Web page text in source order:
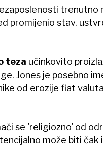
trenutno
promijenio stav,
teza učinkovito
Jones je posebno
od erozije fiat
se 'religiozno' od
može biti čak i